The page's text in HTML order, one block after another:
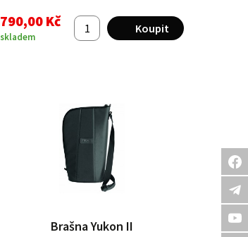
790,00 Kč
skladem
Brašna Yukon II